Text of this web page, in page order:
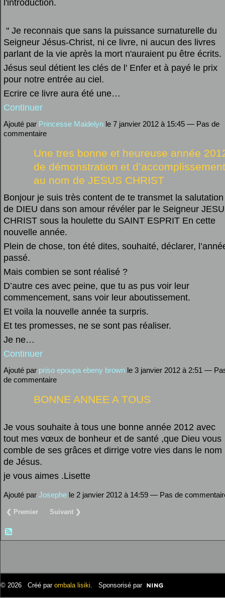
l'introduction.
" Je reconnais que sans la puissance surnaturelle du
Seigneur Jésus-Christ, ni ce livre, ni aucun des livres
parlant de la vie après la mort n'auraient pu être écrits.
Jésus seul détient les clés de l' Enfer et à payé le prix
pour notre entrée au ciel.
Ecrire ce livre aura été une…
Continuer
Ajouté par Princesse Maidelyn le 7 janvier 2012 à 15:45 — Pas de
commentaire
Une tres bonne et heureuse année
de démonstration et
au nom de JESUS CHRIST
Bonjour je suis très content de te transmet la salutation
de DIEU dans son amour révéler par le Seigneur
CHRIST sous la houlette du SAINT ESPRIT En cette
nouvelle année.
Plein de chose, ton été dites, souhaité, déclarer,
passé.
Mais combien se sont réalisé ?
D’autre ces avec peine, que tu as pus voir leur
commencement, sans voir leur aboutissement.
Et voila la nouvelle année ta surpris.
Et tes promesses, ne se sont pas réaliser.
Je ne…
Continuer
Ajouté par priso epoupa ebeny brown le 3 janvier 2012 à 2:51 —
de commentaire
BONNE ANNEE A TOUS
Je vous souhaite à tous une bonne année 2012 avec
tout mes vœux de bonheur et de santé ,que Dieu vous
comble de ses grâces et dirrige votre vies dans le nom
de Jésus.
je vous aimes .Lisette
Ajouté par Josephe le 2 janvier 2012 à 14:59 — Pas de
❮ Premier Suivant ❯
© 2026 Créé par ombala lisiki. Sponsorisé par